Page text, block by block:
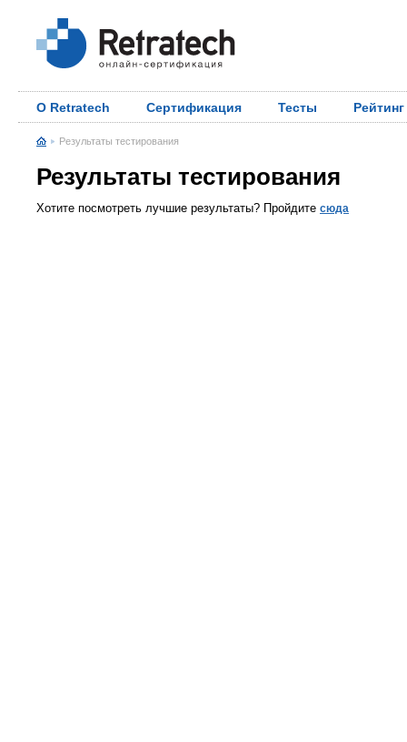
О Retratech Сертификация Тесты Рейтинг
Результаты тестирования
Результаты тестирования
Хотите посмотреть лучшие результаты? Пройдите сюда